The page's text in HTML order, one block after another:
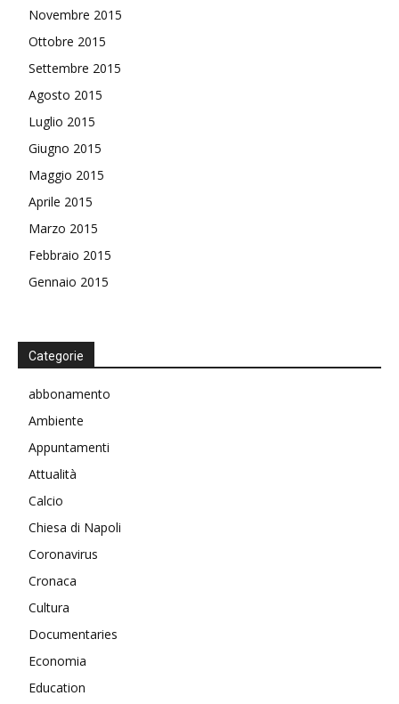
Novembre 2015
Ottobre 2015
Settembre 2015
Agosto 2015
Luglio 2015
Giugno 2015
Maggio 2015
Aprile 2015
Marzo 2015
Febbraio 2015
Gennaio 2015
Categorie
abbonamento
Ambiente
Appuntamenti
Attualità
Calcio
Chiesa di Napoli
Coronavirus
Cronaca
Cultura
Documentaries
Economia
Education